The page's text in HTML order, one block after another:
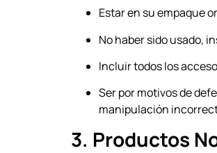
Estar en su empaque
No haber sido usado,
Incluir todos los
Ser por motivos de
manipulación
3. Productos